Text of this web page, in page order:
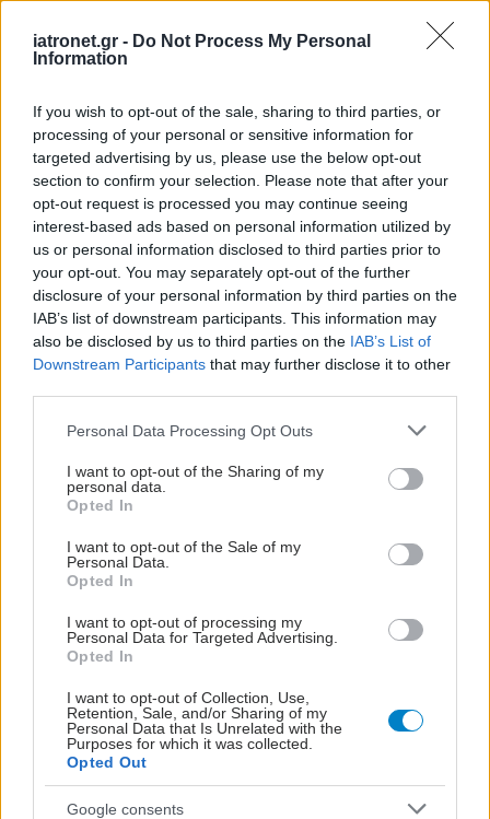
iatronet.gr - Do Not Process My Personal
Information
If you wish to opt-out of the sale, sharing to third parties, or
processing of your personal or sensitive information for
targeted advertising by us, please use the below opt-out
section to confirm your selection. Please note that after your
opt-out request is processed you may continue seeing
interest-based ads based on personal information utilized by
us or personal information disclosed to third parties prior to
your opt-out. You may separately opt-out of the further
disclosure of your personal information by third parties on the
IAB’s list of downstream participants. This information may
also be disclosed by us to third parties on the IAB’s List of
Downstream Participants that may further disclose it to other
Please note that this website/app uses one or more Google
not limited to your visit or usage behaviour. You may click to
grant or deny consent to Google and its third-party tags to
use your data for below specified purposes in below Google
consent section.
Personal Data Processing Opt Outs
I want to opt-out of the Sharing of my
personal data.
Opted In
I want to opt-out of the Sale of my
Personal Data.
Opted In
I want to opt-out of processing my
Personal Data for Targeted Advertising.
Opted In
I want to opt-out of Collection, Use,
Retention, Sale, and/or Sharing of my
Personal Data that Is Unrelated with the
Purposes for which it was collected.
Opted Out
Google consents